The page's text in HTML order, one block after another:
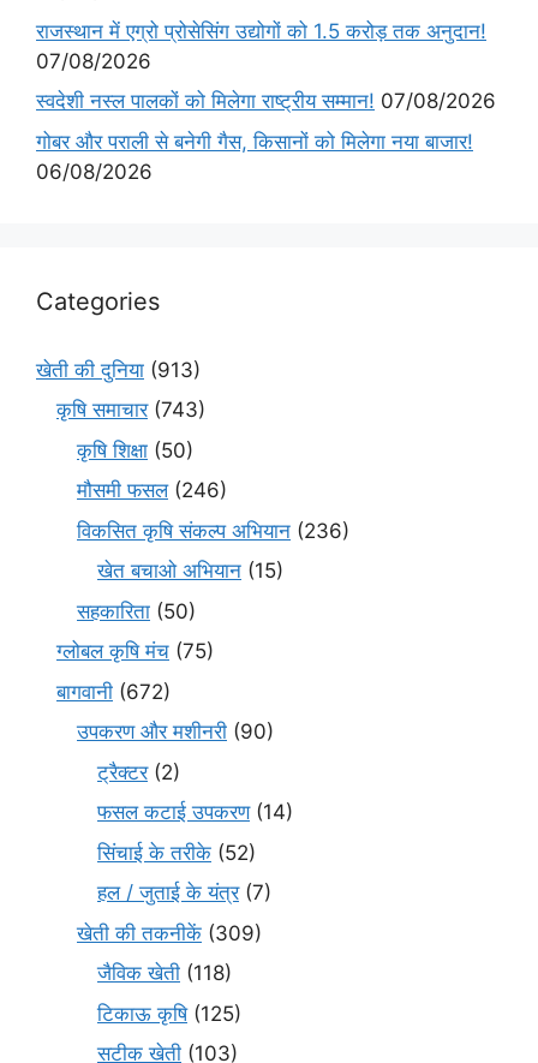
राजस्थान में एग्रो प्रोसेसिंग उद्योगों को 1.5 करोड़ तक अनुदान!
07/08/2026
स्वदेशी नस्ल पालकों को मिलेगा राष्ट्रीय सम्मान! 07/08/2026
गोबर और पराली से बनेगी गैस, किसानों को मिलेगा नया बाजार!
06/08/2026
Categories
खेती की दुनिया (913)
कृषि समाचार(743)
कृषि शिक्षा (50)
मौसमी फसल(246)
विकसित कृषि संकल्प अभियान (236)
खेत बचाओ अभियान (15)
सहकारिता (50)
ग्लोबल कृषि मंच (75)
बागवानी (672)
उपकरण और मशीनरी (90)
ट्रैक्टर(2)
फसल कटाई उपकरण(14)
सिंचाई के तरीके (52)
हल / जुताई के यंत्र(7)
खेती की तकनीकें (309)
जैविक खेती (118)
टिकाऊ कृषि(125)
सटीक खेती (103)